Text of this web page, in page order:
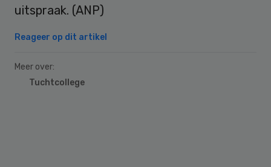
uitspraak. (ANP)
Reageer op dit artikel
Meer over:
Tuchtcollege